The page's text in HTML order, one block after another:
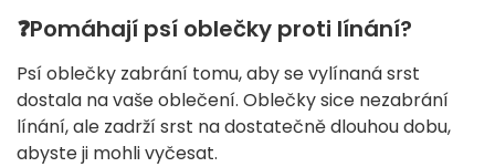
❓Pomáhají psí oblečky proti línání?
Psí oblečky zabrání tomu, aby se vylínaná srst
dostala na vaše oblečení. Oblečky sice nezabrání
línání, ale zadrží srst na dostatečně dlouhou dobu,
abyste ji mohli vyčesat.